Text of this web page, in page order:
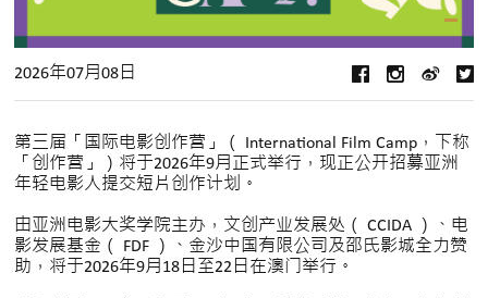
2026年07月08日
第三届「国际电影创作营」（ International Film Camp，下称
「创作营」）将于2026年9月正式举行，现正公开招募亚洲
年轻电影人提交短片创作计划。
由亚洲电影大奖学院主办，文创产业发展处（ CCIDA ）、电
影发展基金（ FDF ）、金沙中国有限公司及邵氏影城全力赞
助，将于2026年9月18日至22日在澳门举行。